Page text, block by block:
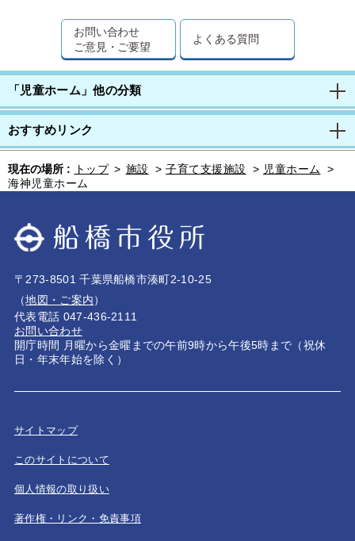
お問い合わせ
ご意見・ご要望
よくある質問
「児童ホーム」他の分類
おすすめリンク
現在の場所 : トップ > 施設 > 子育て支援施設 > 児童ホーム
>
海神児童ホーム
〒273-8501 千葉県船橋市湊町2-10-25
（地図・ご案内）
代表電話 047-436-2111
お問い合わせ
開庁時間 月曜から金曜までの午前9時から午後5時まで（祝休
日・年末年始を除く）
サイトマップ
このサイトについて
個人情報の取り扱い
著作権・リンク・免責事項